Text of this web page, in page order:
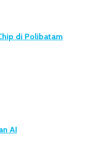
di Polibatam
AI